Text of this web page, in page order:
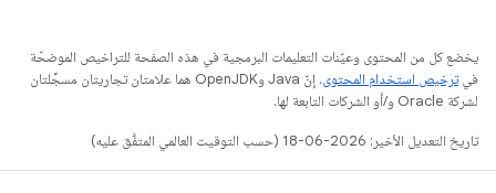
يخضع كل من المحتوى وعيّنات التعليمات البرمجية في هذه الصفحة للتراخيص الموضحّة
فيترخيص استخدام المحتوى
. إنّ Java وOpenJDK هما علامتان تجاريتان مسجَّلتان
لشركة Oracle و/أو الشركات التابعة لها.
تاريخ التعديل الأخير: 2026-06-18 (حسب التوقيت العالمي المتفَّق عليه)